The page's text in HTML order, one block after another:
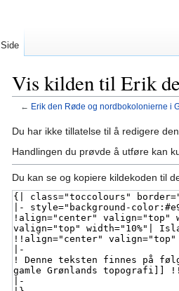
Vis kilden til Erik
← Erik den Røde og nordbokolonierne i
Hopp
til
Hopp
til
Du har ikke tillatelse til å redigere
Handlingen du prøvde å utføre kan
Du kan se og kopiere kildekoden til
Side